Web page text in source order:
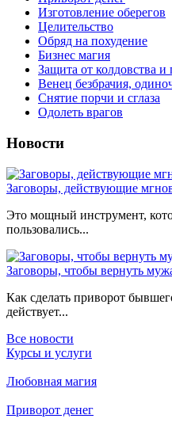
Изготовление оберегов
Целительство
Обряд на похудение
Бизнес магия
Защита от колдовства и
Венец безбрачия,
Снятие порчи и сглаза
Одолеть врагов
Новости
Заговоры, действующие
Это мощный инструмент,
пользовались...
Заговоры, чтобы вернуть
Как сделать приворот
действует...
Все новости
Курсы и услуги
Любовная магия
Приворот денег